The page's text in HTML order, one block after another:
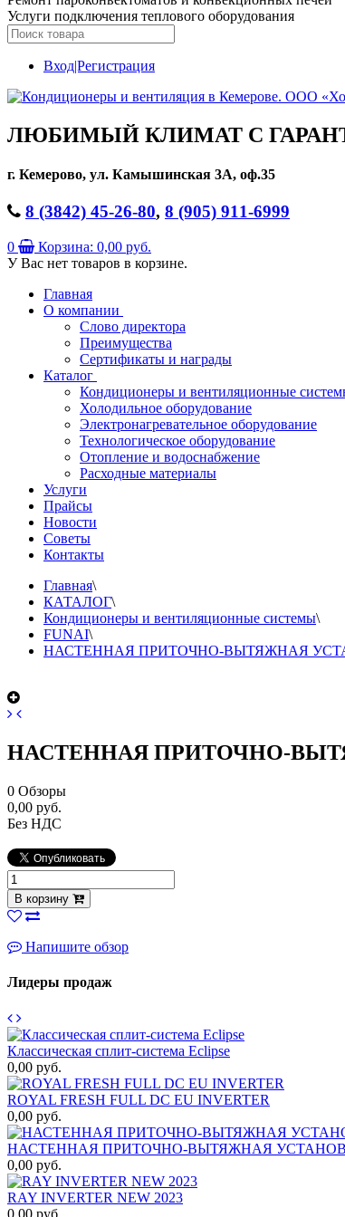
Услуги подключения теплового оборудования
Вход|Регистрация
ЛЮБИМЫЙ КЛИМАТ С
г. Кемерово, ул. Камышинская 3А, оф.35
8 (3842) 45-26-80, 8 (905) 911-6999
0 Корзина: 0,00 руб.
У Вас нет товаров в корзине.
Главная
О компании
Слово директора
Преимущества
Сертификаты и награды
Каталог
Кондиционеры и вентиляционные
Холодильное оборудование
Электронагревательное оборудование
Технологическое оборудование
Отопление и водоснабжение
Расходные материалы
Услуги
Прайсы
Новости
Советы
Контакты
Главная\
КАТАЛОГ\
Кондиционеры и вентиляционные системы\
FUNAI\
НАСТЕННАЯ ПРИТОЧНО-ВЫТЯЖНАЯ
НАСТЕННАЯ ПРИТОЧНО-
0 Обзоры
0,00 руб.
Без НДС
В корзину
Напишите обзор
Лидеры продаж
Классическая сплит-система Eclipse
0,00 руб.
ROYAL FRESH FULL DC EU INVERTER
0,00 руб.
НАСТЕННАЯ ПРИТОЧНО-ВЫТЯЖНАЯ
0,00 руб.
RAY INVERTER NEW 2023
0,00 руб.